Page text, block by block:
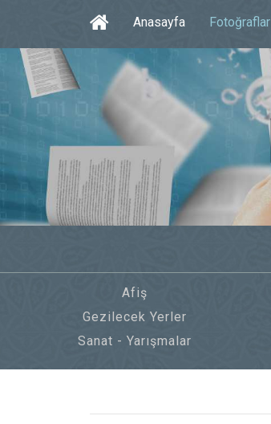
Anasayfa Fotoğraflar
Afiş
Gezilecek Yerler
Sanat - Yarışmalar